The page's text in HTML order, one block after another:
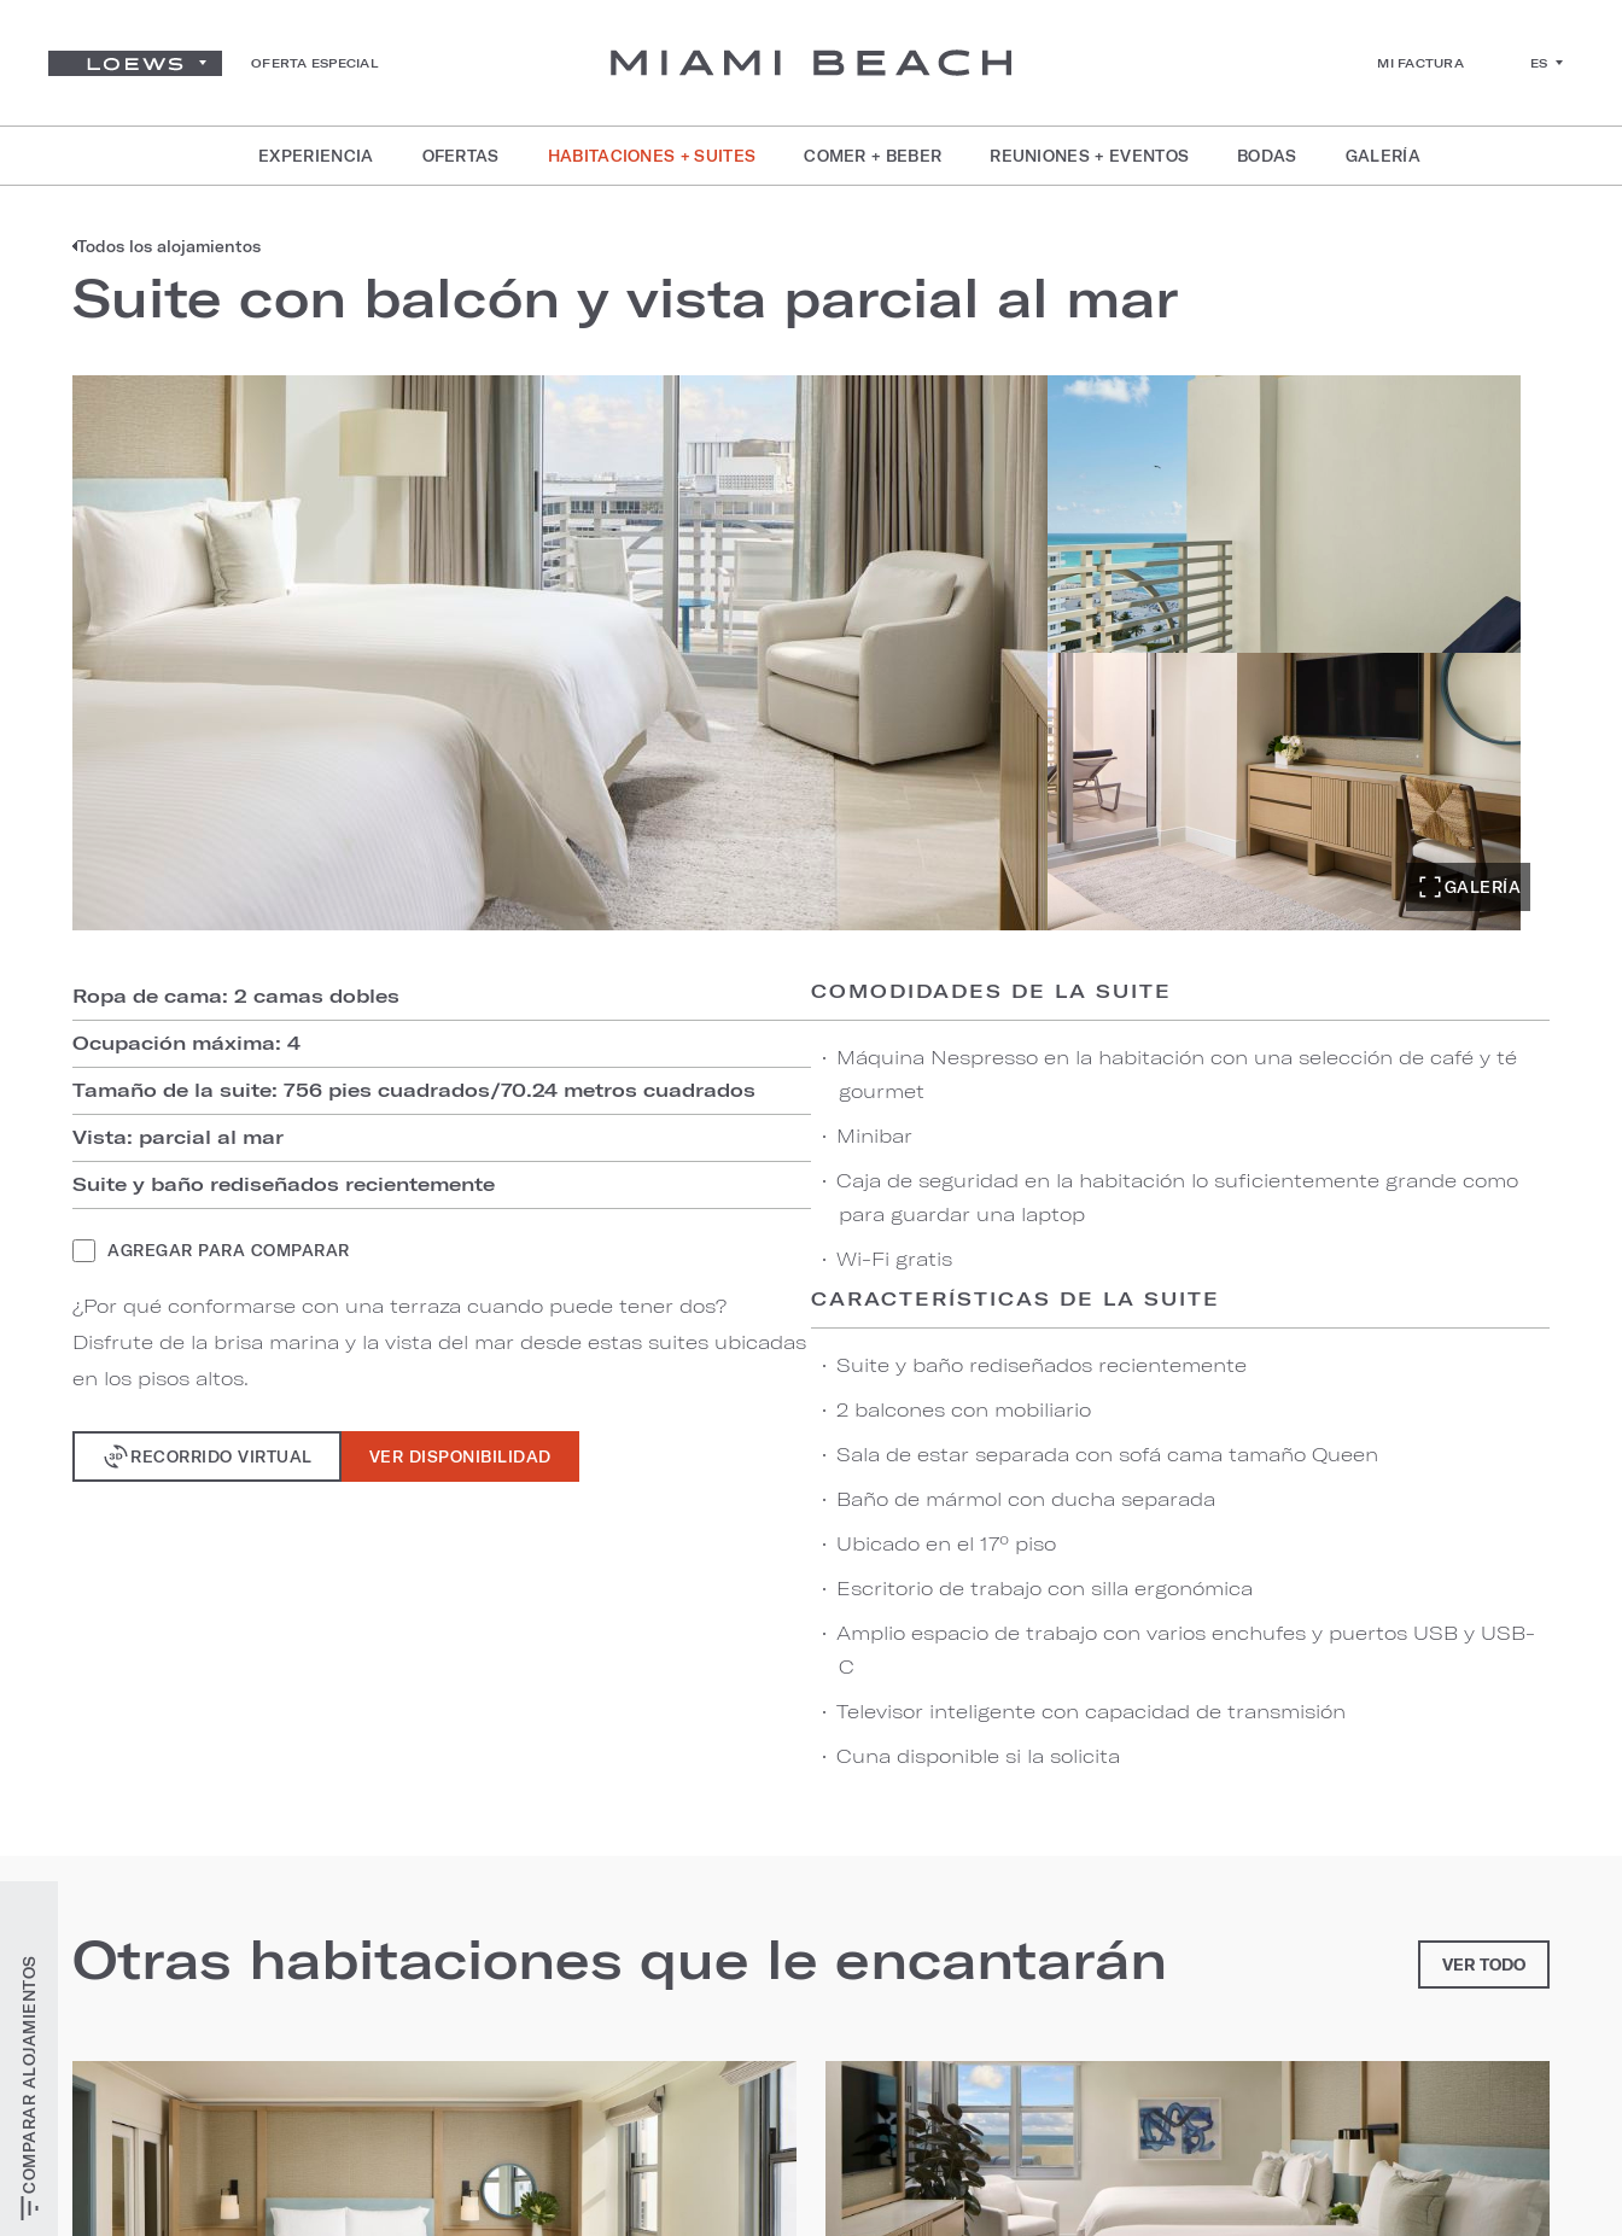
OFERTA ESPECIAL MI FACTURA ES
EXPERIENCIA OFERTAS HABITACIONES + SUITES COMER + BEBER REUNIONES + EVENTOS BODAS GALERÍA
COMPARAR ALOJAMIENTOS
Todos los alojamientos
Suite con balcón y vista parcial al mar
GALERÍA
Ropa de cama: 2 camas dobles
Ocupación máxima: 4
Tamaño de la suite: 756 pies cuadrados/70.24 metros cuadrados
Vista: parcial al mar
Suite y baño rediseñados recientemente
AGREGAR PARA COMPARAR
¿Por qué conformarse con una terraza cuando puede tener dos?
Disfrute de la brisa marina y la vista del mar desde estas suites ubicadas
en los pisos altos.
RECORRIDO VIRTUAL VER DISPONIBILIDAD
COMODIDADES DE LA SUITE
Máquina Nespresso en la habitación con una selección de café y té
gourmet
Minibar
Caja de seguridad en la habitación lo suficientemente grande como
para guardar una laptop
Wi-Fi gratis
CARACTERÍSTICAS DE LA SUITE
Suite y baño rediseñados recientemente
2 balcones con mobiliario
Sala de estar separada con sofá cama tamaño Queen
Baño de mármol con ducha separada
Ubicado en el 17º piso
Escritorio de trabajo con silla ergonómica
Amplio espacio de trabajo con varios enchufes y puertos USB y USB-
C
Televisor inteligente con capacidad de transmisión
Cuna disponible si la solicita
Otras habitaciones que le encantarán VER TODO